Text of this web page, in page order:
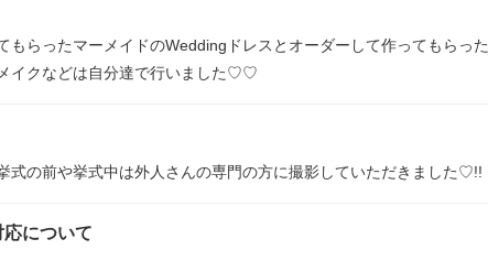
もらったマーメイドのWeddingドレスとオーダーして作ってもらった
イクなどは自分達で行いました♡♡
式の前や挙式中は外人さんの専門の方に撮影していただきました♡!!
について